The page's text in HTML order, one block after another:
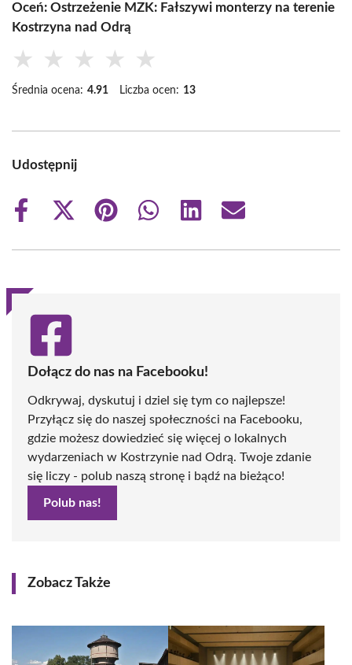
Oceń: Ostrzeżenie MZK: Fałszywi monterzy na terenie
Kostrzyna nad Odrą
★ ★ ★ ★ ★
Średnia ocena: 4.91 Liczba ocen: 13
Udostępnij
Share
Share
(Twitter)
Share
Share
Share
Share
Dołącz do nas na Facebooku!
Odkrywaj, dyskutuj i dziel się tym co najlepsze!
Przyłącz się do naszej społeczności na Facebooku,
gdzie możesz dowiedzieć się więcej o lokalnych
wydarzeniach w Kostrzynie nad Odrą. Twoje zdanie
się liczy - polub naszą stronę i bądź na bieżąco!
Polub nas!
Zobacz Także